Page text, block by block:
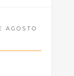
AGOSTO